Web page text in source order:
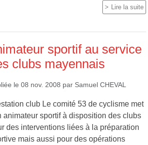
Lire la suite
sportif au service
clubs mayennais
le 08 nov. 2008 par Samuel CHEVAL
club Le comité 53 de cyclisme met
animateur sportif à disposition des clubs
des interventions liées à la préparation
mais aussi pour des opérations